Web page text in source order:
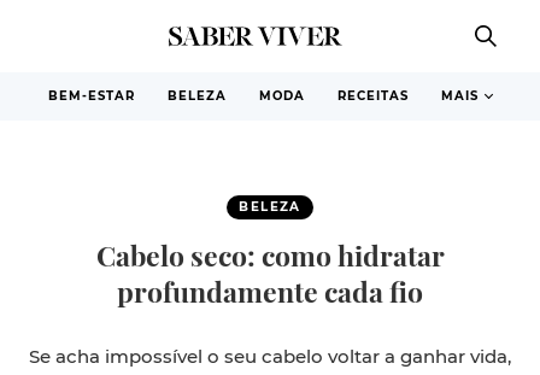
BEM-ESTAR BELEZA MODA RECEITAS MAIS
BELEZA
Cabelo seco: como hidratar
profundamente cada fio
Se acha impossível o seu cabelo voltar a ganhar vida,